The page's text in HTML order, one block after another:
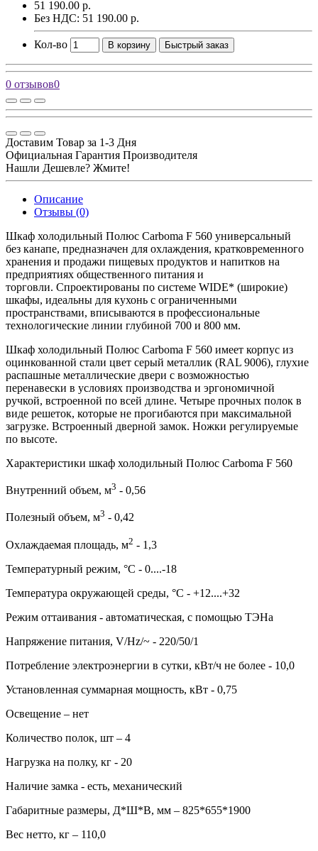
51 190.00 р.
Без НДС: 51 190.00 р.
Кол-во В корзину Быстрый заказ
0 отзывов0
Доставим Товар за 1-3 Дня
Официальная Гарантия Производителя
Нашли Дешевле? Жмите!
Описание
Отзывы (0)
Шкаф холодильный Полюс Carboma F 560 универсальный
без канапе, предназначен для охлаждения, кратковременного
хранения и продажи пищевых продуктов и напитков на
предприятиях общественного питания и
торговли. Спроектированы по системе WIDE* (широкие)
шкафы, идеальны для кухонь с ограниченными
пространствами, вписываются в профессиональные
технологические линии глубиной 700 и 800 мм.
Шкаф холодильный Полюс Carboma F 560 имеет корпус из
оцинкованной стали цвет серый металлик (RAL 9006), глухие
распашные металлические двери с возможностью
перенавески в условиях производства и эргономичной
ручкой, встроенной по всей длине. Четыре прочных полок в
виде решеток, которые не прогибаются при максимальной
загрузке. Встроенный дверной замок. Ножки регулируемые
по высоте.
Характеристики шкаф холодильный Полюс Carboma F 560
Внутренний объем, м3 - 0,56
Полезный объем, м3 - 0,42
Охлаждаемая площадь, м2 - 1,3
Температурный режим, °C - 0....-18
Температура окружающей среды, °С - +12....+32
Режим оттаивания - автоматическая, с помощью ТЭНа
Напряжение питания, V/Hz/~ - 220/50/1
Потребление электроэнергии в сутки, кВт/ч не более - 10,0
Установленная суммарная мощность, кВт - 0,75
Освещение – нет
Количество полок, шт – 4
Нагрузка на полку, кг - 20
Наличие замка - есть, механический
Габаритные размеры, Д*Ш*В, мм – 825*655*1900
Вес нетто, кг – 110,0